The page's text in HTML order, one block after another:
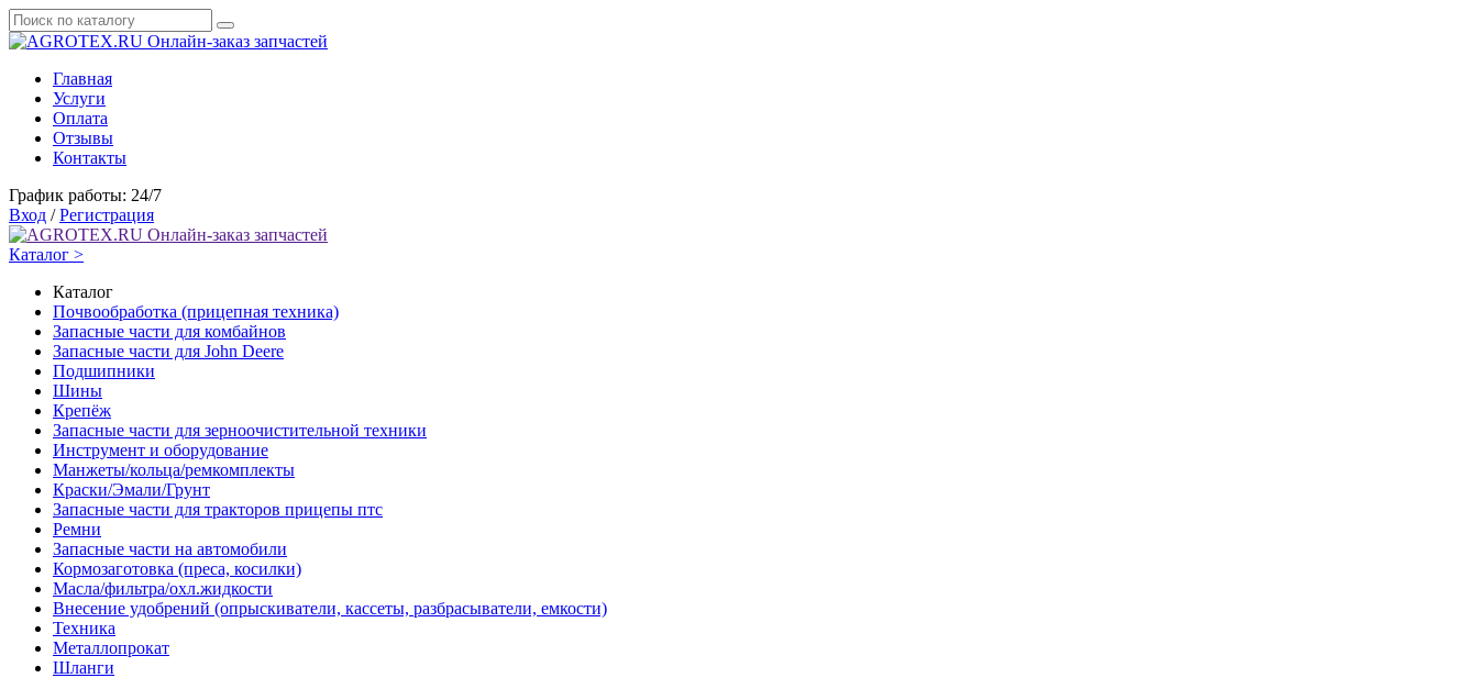
Онлайн-заказ запчастей
Главная
Услуги
Оплата
Отзывы
Контакты
График работы: 24/7
Вход / Регистрация
Онлайн-заказ запчастей
Каталог >
Каталог
Почвообработка (прицепная техника)
Запасные части для комбайнов
Запасные части для John Deere
Подшипники
Шины
Крепёж
Запасные части для зерноочистительной техники
Инструмент и оборудование
Манжеты/кольца/ремкомплекты
Краски/Эмали/Грунт
Запасные части для тракторов прицепы птс
Ремни
Запасные части на автомобили
Кормозаготовка (преса, косилки)
Масла/фильтра/охл.жидкости
Внесение удобрений (опрыскиватели, кассеты, разбрасыватели, емкости)
Техника
Металлопрокат
Шланги